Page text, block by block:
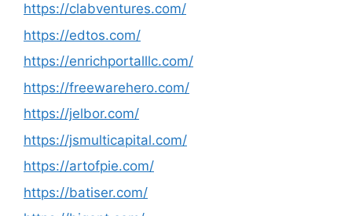
https://clabventures.com/
https://edtos.com/
https://enrichportalllc.com/
https://freewarehero.com/
https://jelbor.com/
https://jsmulticapital.com/
https://artofpie.com/
https://batiser.com/